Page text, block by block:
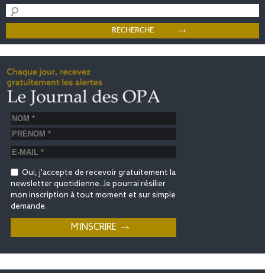
Oui, j'accepte de recevoir gratuitement la
newsletter quotidienne. Je pourrai résilier
mon inscription à tout moment et sur simple
demande.